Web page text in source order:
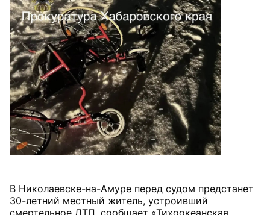
В Николаевске-на-Амуре перед судом предстанет
30-летний местный житель, устроивший
смертельное ДТП, сообщает «Тихоокеанская